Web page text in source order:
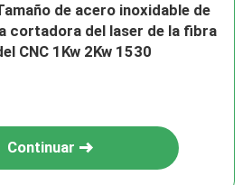
de acero inoxidable de
cortadora del laser de la fibra
CNC 1Kw 2Kw 1530
Continuar